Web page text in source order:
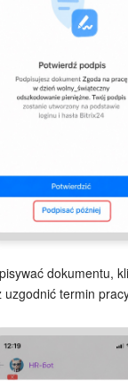
dokumentu,
uzgodnić termin